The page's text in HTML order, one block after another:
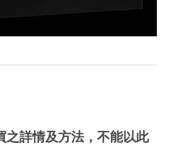
之詳情及方法，不能以此